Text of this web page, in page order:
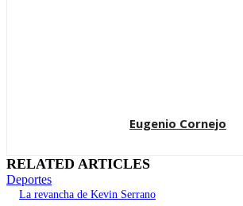
Eugenio Cornejo
RELATED ARTICLES
Deportes
La revancha de Kevin Serrano